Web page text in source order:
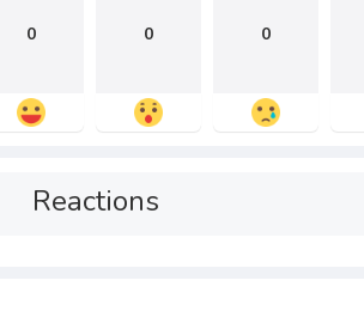
0 0 0
Reactions